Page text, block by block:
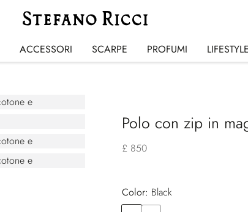
ACCESSORI SCARPE PROFUMI LIFESTYLE
Polo con zip in
£ 850
Color:
black